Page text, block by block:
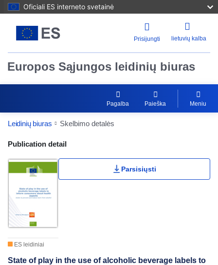
Oficiali ES interneto svetainė
Prisijungti lietuvių kalba
Europos Sąjungos leidinių biuras
Pagalba Paieška Meniu
Leidinių biuras Skelbimo detalės
Publication Detail Actions Portlet
Publication detail
ES leidiniai
Parsisiųsti
State of play in the use of alcoholic beverage labels to